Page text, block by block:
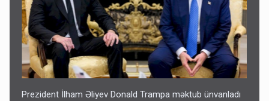
Prezident İlham Əliyev Donald Trampa məktub ünvanladı